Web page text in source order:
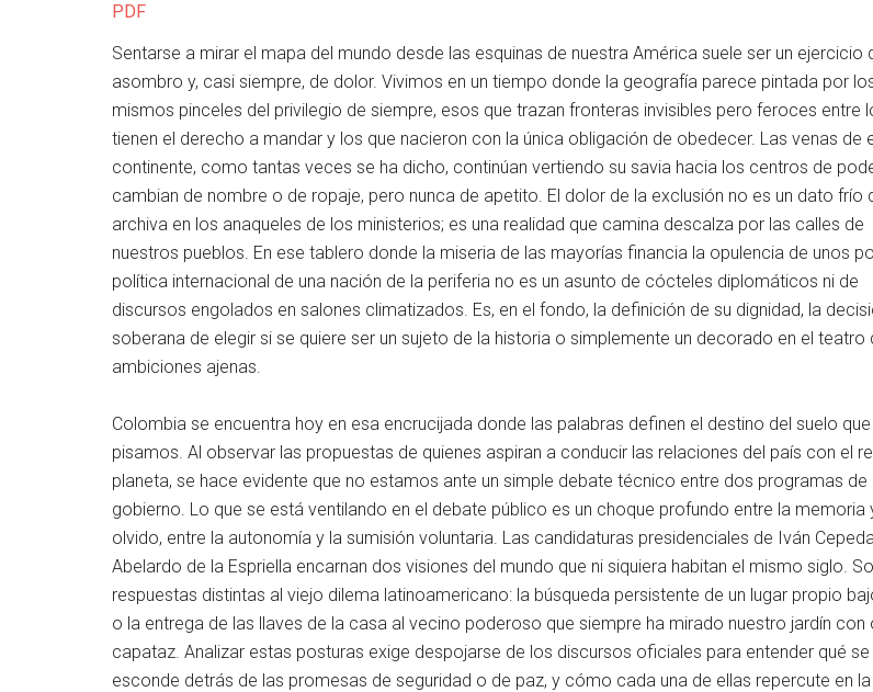
PDF
Sentarse a mirar el mapa del mundo desde las esquinas de nuestra América suele ser un ejercicio
asombro y, casi siempre, de dolor. Vivimos en un tiempo donde la geografía parece pintada por
mismos pinceles del privilegio de siempre, esos que trazan fronteras invisibles pero feroces entre
tienen el derecho a mandar y los que nacieron con la única obligación de obedecer. Las venas de
continente, como tantas veces se ha dicho, continúan vertiendo su savia hacia los centros de
cambian de nombre o de ropaje, pero nunca de apetito. El dolor de la exclusión no es un dato frío
archiva en los anaqueles de los ministerios; es una realidad que camina descalza por las calles de
nuestros pueblos. En ese tablero donde la miseria de las mayorías financia la opulencia de unos
política internacional de una nación de la periferia no es un asunto de cócteles diplomáticos ni de
discursos engolados en salones climatizados. Es, en el fondo, la definición de su dignidad, la
soberana de elegir si se quiere ser un sujeto de la historia o simplemente un decorado en el teatro
ambiciones ajenas.
Colombia se encuentra hoy en esa encrucijada donde las palabras definen el destino del suelo que
pisamos. Al observar las propuestas de quienes aspiran a conducir las relaciones del país con el
planeta, se hace evidente que no estamos ante un simple debate técnico entre dos programas de
gobierno. Lo que se está ventilando en el debate público es un choque profundo entre la memoria
olvido, entre la autonomía y la sumisión voluntaria. Las candidaturas presidenciales de Iván
Abelardo de la Espriella encarnan dos visiones del mundo que ni siquiera habitan el mismo siglo.
respuestas distintas al viejo dilema latinoamericano: la búsqueda persistente de un lugar propio
o la entrega de las llaves de la casa al vecino poderoso que siempre ha mirado nuestro jardín con
capataz. Analizar estas posturas exige despojarse de los discursos oficiales para entender qué se
esconde detrás de las promesas de seguridad o de paz, y cómo cada una de ellas repercute en